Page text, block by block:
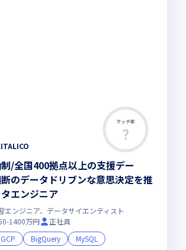
マッチ率
制/全国400拠点以上の支援デー
のデータドリブンな意思決定を推
エンジニア
エンジニア、データサイエンティスト
1400万円
正社員
GCP BigQuery
MySQL